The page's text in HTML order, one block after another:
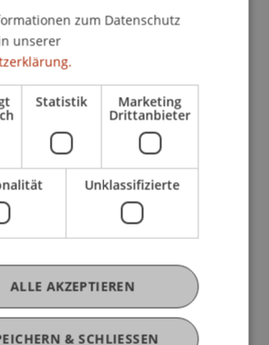
r Architekt/in
Arbeiten, Flexibilität,
Flair
der verschiedenen Phasen
zum Datenschutz
unserer
Statistik Marketing
Drittanbieter
Unklassifizierte
& SCHLIESSEN
ALLE AKZEPTIEREN